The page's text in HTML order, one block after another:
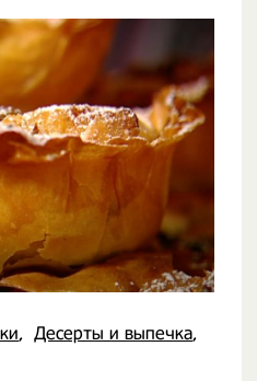
Десерты и выпечка